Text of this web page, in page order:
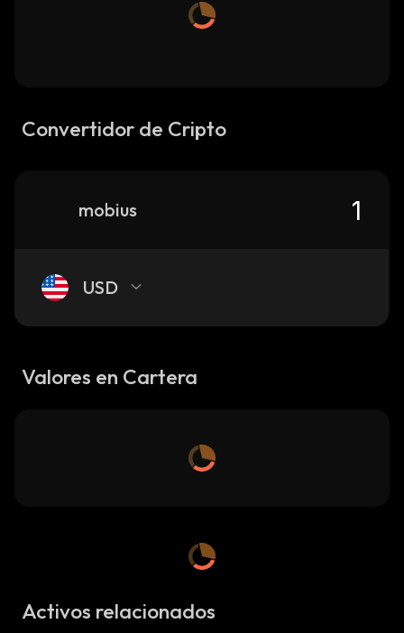
Convertidor de Cripto
mobius
USD
Valores en Cartera
Activos relacionados